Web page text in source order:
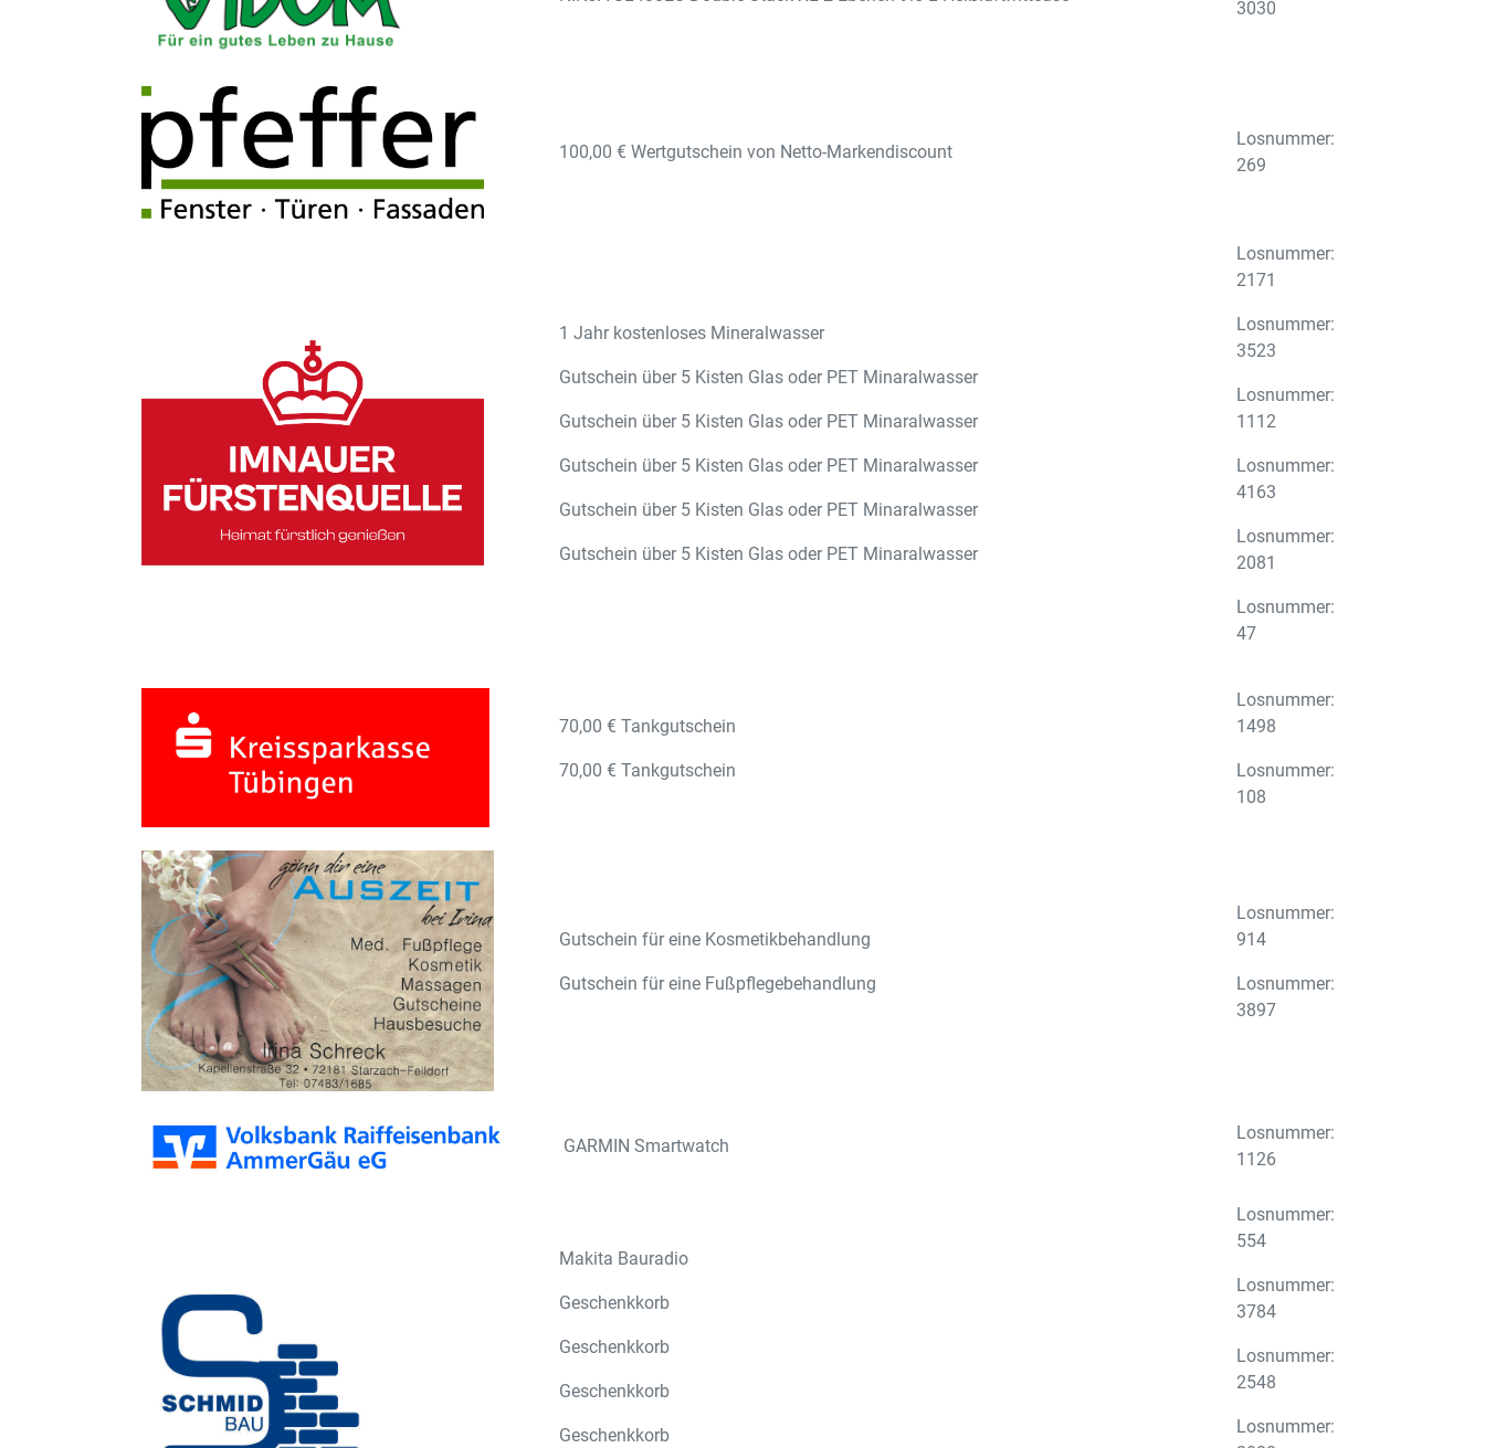
3030
100,00 € Wertgutschein von Netto-Markendiscount
Losnummer:
269
1 Jahr kostenloses Mineralwasser
Gutschein über 5 Kisten Glas oder PET Minaralwasser
Gutschein über 5 Kisten Glas oder PET Minaralwasser
Gutschein über 5 Kisten Glas oder PET Minaralwasser
Gutschein über 5 Kisten Glas oder PET Minaralwasser
Gutschein über 5 Kisten Glas oder PET Minaralwasser
Losnummer:
2171
Losnummer:
3523
Losnummer:
1112
Losnummer:
4163
Losnummer:
2081
Losnummer:
47
70,00 € Tankgutschein
70,00 € Tankgutschein
Losnummer:
1498
Losnummer:
108
Gutschein für eine Kosmetikbehandlung
Gutschein für eine Fußpflegebehandlung
Losnummer:
914
Losnummer:
3897
GARMIN Smartwatch
Losnummer:
1126
Makita Bauradio
Geschenkkorb
Geschenkkorb
Geschenkkorb
Geschenkkorb
Losnummer:
554
Losnummer:
3784
Losnummer:
2548
Losnummer: